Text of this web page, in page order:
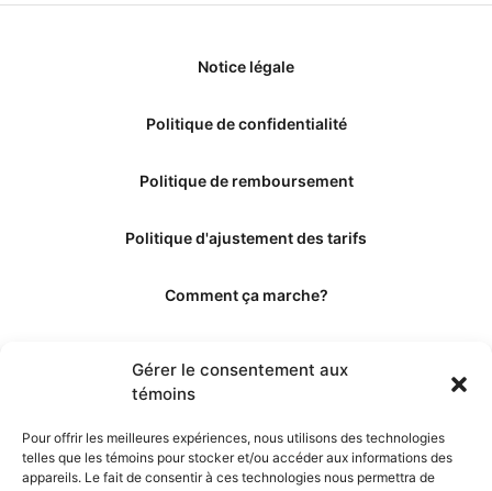
Gérer le consentement aux
témoins
Pour offrir les meilleures expériences, nous utilisons des technologies
telles que les témoins pour stocker et/ou accéder aux informations des
appareils. Le fait de consentir à ces technologies nous permettra de
Notice légale
Politique de confidentialité
Politique de remboursement
Politique d'ajustement des tarifs
Comment ça marche?
Les éditeurs